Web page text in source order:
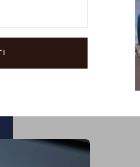
è un negozio multibrand
il negozio di riferimento per
migliori marchi di